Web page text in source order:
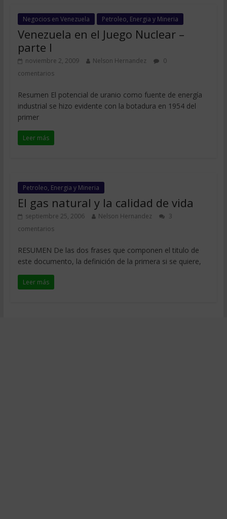
Negocios en Venezuela Petroleo, Energia y Mineria
Venezuela en el Juego Nuclear –
parte I
noviembre 2, 2009 Nelson Hernandez
0
comentarios
Resumen El potencial de uranio como fuente de energía
industrial se hizo evidente con la botadura en 1954 del
primer
Leer más
Petroleo, Energia y Mineria
El gas natural y la calidad de vida
septiembre 25, 2006 Nelson Hernandez
3
comentarios
RESUMEN De las dos frases que componen el titulo de
este documento, la definición de la primera si se quiere,
Leer más